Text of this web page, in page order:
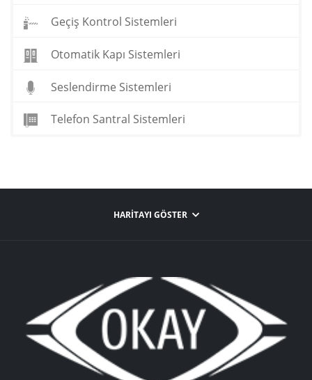
Geçiş Kontrol Sistemleri
Otomatik Kapı Sistemleri
Seslendirme Sistemleri
Telefon Santral Sistemleri
HARITAYI GÖSTER